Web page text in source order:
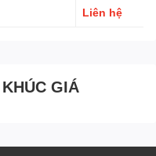
Liên hệ
GIÁ